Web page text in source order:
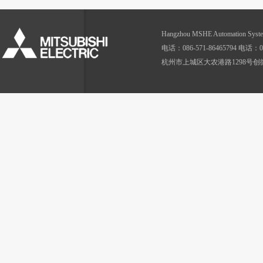
Hangzhou MSHE Automation
电话：086-571-86465794 电话：
杭州市上城区大农港路1298号创